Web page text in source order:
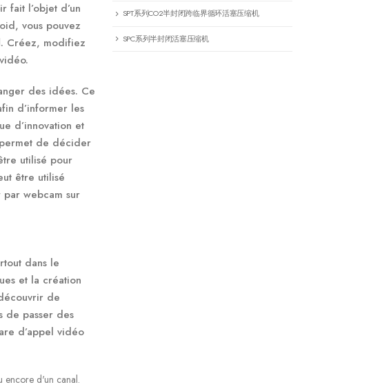
l’objet d’un
vous pouvez
Créez, modifiez
des idées. Ce
d’informer les
d’innovation et
de décider
utilisé pour
être utilisé
webcam sur
dans le
et la création
de
de passer des
d’appel vidéo
encore d'un canal.
SPT系列CO2半封闭跨临界循环活塞压缩机
SPC系列半封闭活塞压缩机